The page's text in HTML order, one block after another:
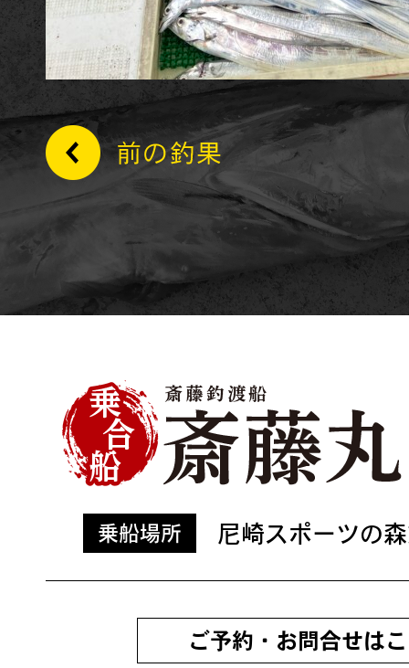
乗船場所 尼崎スポーツの
ご予約・お問合せは